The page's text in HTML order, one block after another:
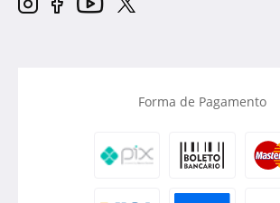
Forma de Pagamento